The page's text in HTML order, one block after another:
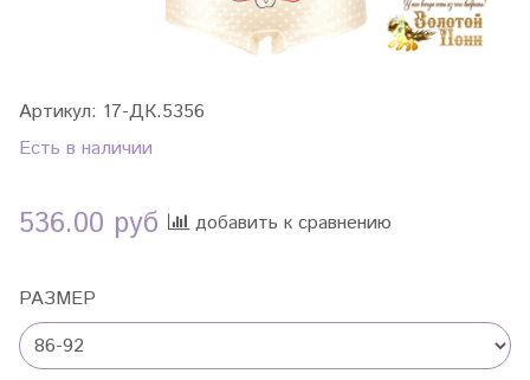
Артикул: 17-ДК.5356
Есть в наличии
536.00 руб добавить к сравнению
РАЗМЕР